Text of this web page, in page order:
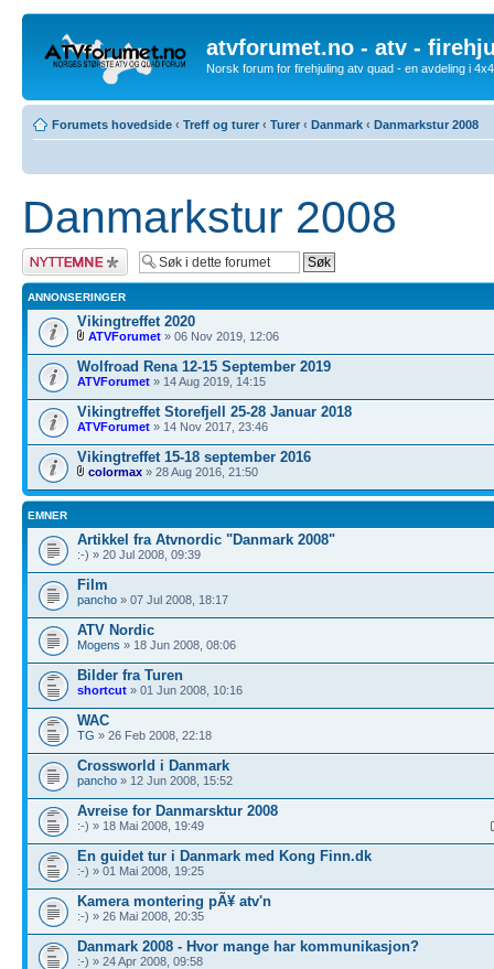
atvforumet.no - atv -
Norsk forum for firehjuling atv quad - en avdeling i
Forumets hovedside ‹ Treff og turer ‹ Turer ‹ Danmark ‹ Danmarkstur 2008
Danmarkstur 2008
Legg inn et nytt
emne
ANNONSERINGER
Vikingtreffet 2020
ATVForumet » 06 Nov 2019, 12:06
Wolfroad Rena 12-15 September 2019
ATVForumet » 14 Aug 2019, 14:15
Vikingtreffet Storefjell 25-28 Januar 2018
ATVForumet » 14 Nov 2017, 23:46
Vikingtreffet 15-18 september 2016
colormax » 28 Aug 2016, 21:50
EMNER
Artikkel fra Atvnordic "Danmark 2008"
:-) » 20 Jul 2008, 09:39
Film
pancho » 07 Jul 2008, 18:17
ATV Nordic
Mogens » 18 Jun 2008, 08:06
Bilder fra Turen
shortcut » 01 Jun 2008, 10:16
WAC
TG » 26 Feb 2008, 22:18
Crossworld i Danmark
pancho » 12 Jun 2008, 15:52
Avreise for Danmarsktur 2008
:-) » 18 Mai 2008, 19:49
En guidet tur i Danmark med Kong Finn.dk
:-) » 01 Mai 2008, 19:25
Kamera montering pÃ¥ atv'n
:-) » 26 Mai 2008, 20:35
Danmark 2008 - Hvor mange har kommunikasjon?
:-) » 24 Apr 2008, 09:58